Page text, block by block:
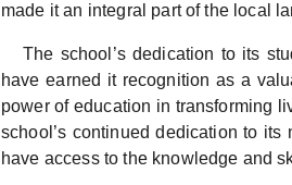
made it an integral part of the local
The school’s dedication to its
have earned it recognition as a
power of education in transforming
school’s continued dedication to
have access to the knowledge and